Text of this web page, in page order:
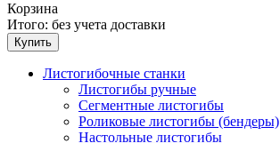
Корзина
Итого: без учета доставки
Купить
Листогибочные станки
Листогибы ручные
Сегментные листогибы
Роликовые листогибы (бендеры)
Настольные листогибы